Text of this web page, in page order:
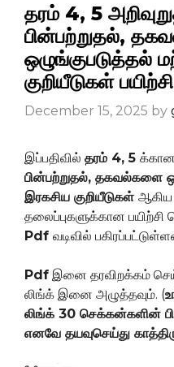
தரம் 4, 5
பின்பற்றுதல்,
ஒழுங்குபடுத்தல்
குறியீடுகள்
December 15, 2025 by
இப்பதிவில் தரம் 4, 5 க்கான
பின்பற்றுதல், தகவல்களை
இரகசிய குறியீடுகள் ஆகிய
தலைப்புகளுக்கான
Pdf வடிவில்
Pdf இனை தரவிறக்கம்
லிங்க் இனை அழுத்தவும். (
லிங்க் 30 செக்கன்களின்
எனவே தயவுசெய்து